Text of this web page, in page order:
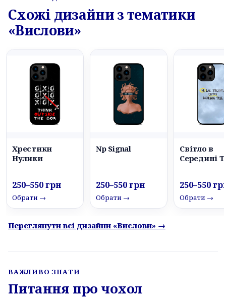
Схожі дизайни з тематики
«Вислови»
Хрестики
Нулики
250–550 грн
Обрати →
Np Signal
250–550 грн
Обрати →
Світло в
Середині
250–550
Обрати →
Переглянути всі дизайни «Вислови» →
ВАЖЛИВО ЗНАТИ
Питання про чохол